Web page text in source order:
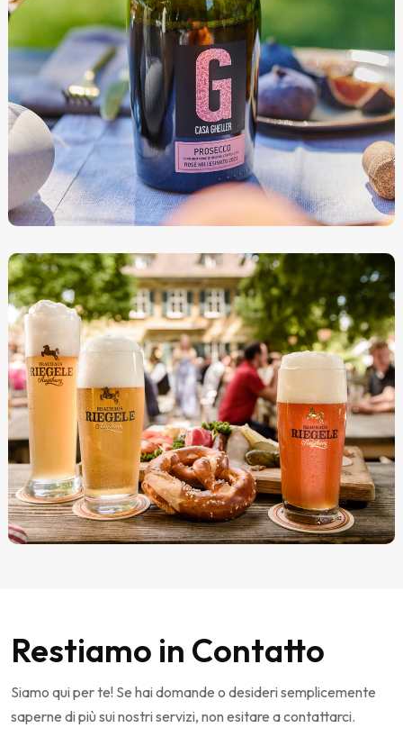
Restiamo in Contatto
Siamo qui per te! Se hai domande o desideri semplicemente
saperne di più sui nostri servizi, non esitare a contattarci.